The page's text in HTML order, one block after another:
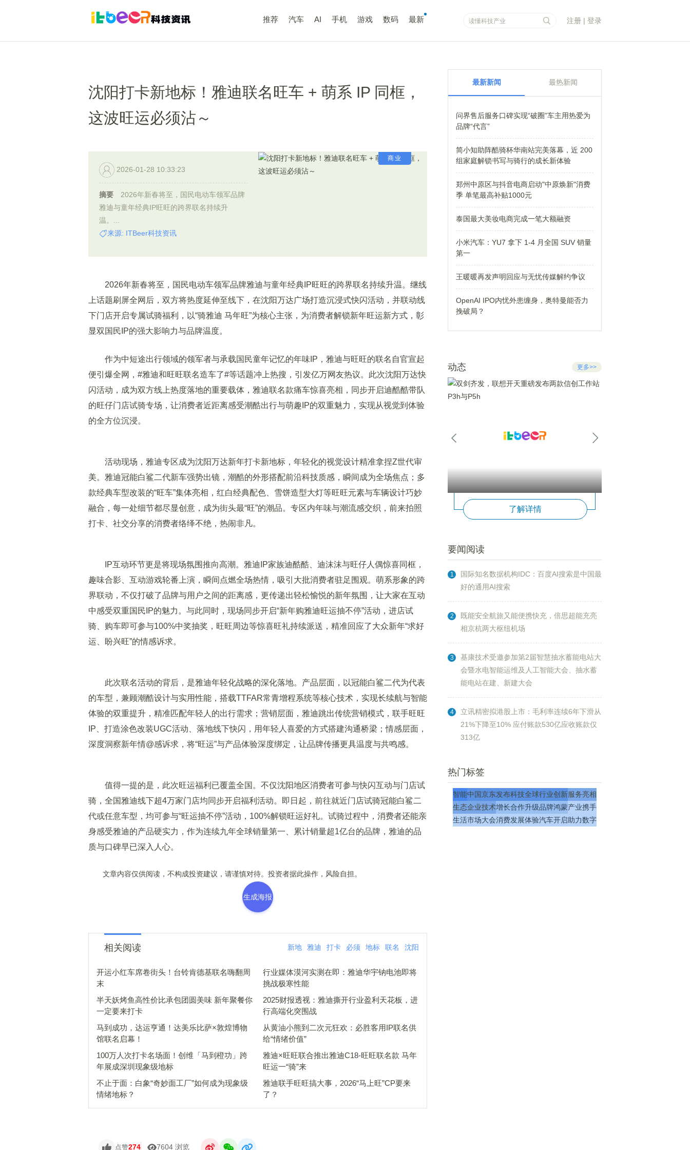
推荐 汽车 AI 手机 游戏 数码 最新 注册 | 登录
沈阳打卡新地标！雅迪联名旺车 + 萌系 IP 同框，
这波旺运必须沾～
商业
2026-01-28 10:33:23
摘要
2026年新春将至，国民电动车领军品牌
雅迪与童年经典IP旺旺的跨界联名持续升
温。...
来源: ITBeer科技资讯
2026年新春将至，国民电动车领军品牌雅迪与童年经典IP旺旺的跨界联名持续升温。继线
上话题刷屏全网后，双方将热度延伸至线下，在沈阳万达广场打造沉浸式快闪活动，并联动线
下门店开启专属试骑福利，以“骑雅迪 马年旺”为核心主张，为消费者解锁新年旺运新方式，彰
显双国民IP的强大影响力与品牌温度。
作为中短途出行领域的领军者与承载国民童年记忆的年味IP，雅迪与旺旺的联名自官宣起
便引爆全网，#雅迪和旺旺联名造车了#等话题冲上热搜，引发亿万网友热议。此次沈阳万达快
闪活动，成为双方线上热度落地的重要载体，雅迪联名款痛车惊喜亮相，同步开启迪酷酷带队
的旺仔门店试骑专场，让消费者近距离感受潮酷出行与萌趣IP的双重魅力，实现从视觉到体验
的全方位沉浸。
活动现场，雅迪专区成为沈阳万达新年打卡新地标，年轻化的视觉设计精准拿捏Z世代审
美。雅迪冠能白鲨二代新车强势出镜，潮酷的外形搭配前沿科技质感，瞬间成为全场焦点；多
款经典车型改装的“旺车”集体亮相，红白经典配色、雪饼造型大灯等旺旺元素与车辆设计巧妙
融合，每一处细节都尽显创意，成为街头最“旺”的潮品。专区内年味与潮流感交织，前来拍照
打卡、社交分享的消费者络绎不绝，热闹非凡。
IP互动环节更是将现场氛围推向高潮。雅迪IP家族迪酷酷、迪沫沫与旺仔人偶惊喜同框，
趣味合影、互动游戏轮番上演，瞬间点燃全场热情，吸引大批消费者驻足围观。萌系形象的跨
界联动，不仅打破了品牌与用户之间的距离感，更传递出轻松愉悦的新年氛围，让大家在互动
中感受双重国民IP的魅力。与此同时，现场同步开启“新年购雅迪旺运抽不停”活动，进店试
骑、购车即可参与100%中奖抽奖，旺旺周边等惊喜旺礼持续派送，精准回应了大众新年“求好
运、盼兴旺”的情感诉求。
此次联名活动的背后，是雅迪年轻化战略的深化落地。产品层面，以冠能白鲨二代为代表
的车型，兼顾潮酷设计与实用性能，搭载TTFAR常青增程系统等核心技术，实现长续航与智能
体验的双重提升，精准匹配年轻人的出行需求；营销层面，雅迪跳出传统营销模式，联手旺旺
IP、打造涂色改装UGC活动、落地线下快闪，用年轻人喜爱的方式搭建沟通桥梁；情感层面，
深度洞察新年情@感诉求，将“旺运”与产品体验深度绑定，让品牌传播更具温度与共鸣感。
值得一提的是，此次旺运福利已覆盖全国。不仅沈阳地区消费者可参与快闪互动与门店试
骑，全国雅迪线下超4万家门店均同步开启福利活动。即日起，前往就近门店试骑冠能白鲨二
代或任意车型，均可参与“旺运抽不停”活动，100%解锁旺运好礼。试骑过程中，消费者还能亲
身感受雅迪的产品硬实力，作为连续九年全球销量第一、累计销量超1亿台的品牌，雅迪的品
质与口碑早已深入人心。
文章内容仅供阅读，不构成投资建议，请谨慎对待。投资者据此操作，风险自担。
生成海报
相关阅读 新地 雅迪 打卡 必须 地标 联名 沈阳
开运小红车席卷街头！台铃肯德基联名嗨翻周
末
行业媒体漠河实测在即：雅迪华宇钠电池即将
挑战极寒性能
半天妖烤鱼高性价比承包团圆美味 新年聚餐你
一定要来打卡
2025财报透视：雅迪撕开行业盈利天花板，进
行高端化突围战
马到成功，达运亨通！达美乐比萨×敦煌博物
馆联名启幕！
从黄油小熊到二次元狂欢：必胜客用IP联名供
给“情绪价值”
100万人次打卡名场面！创维「马到橙功」跨
年展成深圳现象级地标
雅迪×旺旺联合推出雅迪C18-旺旺联名款 马年
旺运一“骑”来
不止于面：白象“奇妙面工厂”如何成为现象级
情绪地标？
雅迪联手旺旺搞大事，2026“马上旺”CP要来
了？
点赞274 7604 浏览
最新新闻 最热新闻
问界售后服务口碑实现“破圈”车主用热爱为
品牌“代言”
简小知助阵酷骑杯华南站完美落幕，近 200
组家庭解锁书写与骑行的成长新体验
郑州中原区与抖音电商启动"中原焕新"消费
季 单笔最高补贴1000元
泰国最大美妆电商完成一笔大额融资
小米汽车：YU7 拿下 1-4 月全国 SUV 销量
第一
王暖暖再发声明回应与无忧传媒解约争议
OpenAI IPO内忧外患缠身，奥特曼能否力
挽破局？
动态 更多>>
了解详情
要闻阅读
1
国际知名数据机构IDC：百度AI搜索是中国最
好的通用AI搜索
2
既能安全航旅又能便携快充，倍思超能充亮
相京杭两大枢纽机场
3
基康技术受邀参加第2届智慧抽水蓄能电站大
会暨水电智能运维及人工智能大会、抽水蓄
能电站在建、新建大会
4
立讯精密拟港股上市：毛利率连续6年下滑从
21%下降至10% 应付账款530亿应收账款仅
313亿
热门标签
智能中国京东发布科技全球行业创新服务亮相
生态企业技术增长合作升级品牌鸿蒙产业携手
生活市场大会消费发展体验汽车开启助力数字